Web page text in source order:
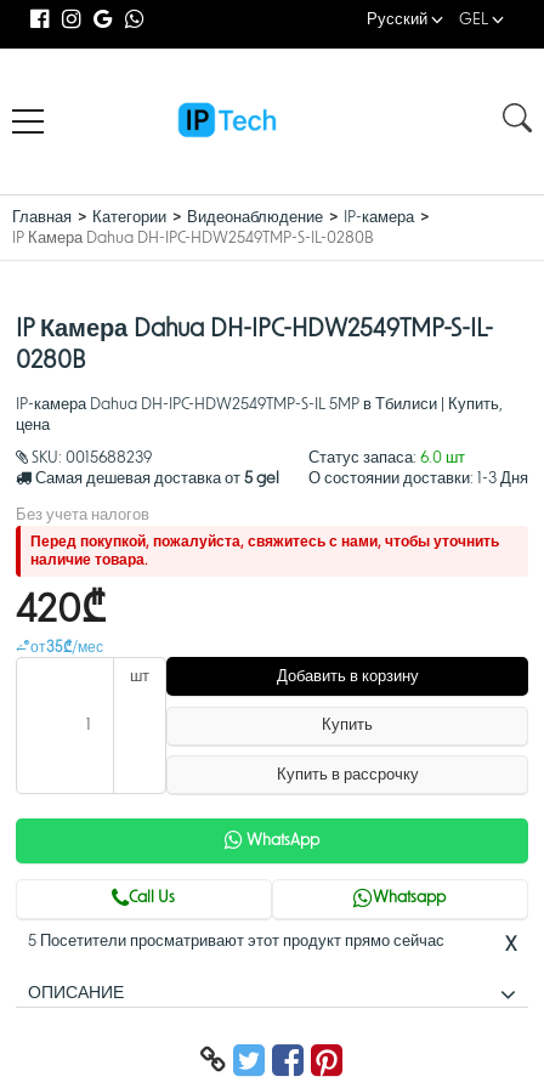
Русский GEL
Главная Категории Видеонаблюдение
IP-камера
IP Камера Dahua DH-IPC-HDW2549TMP-S-IL-0280B
IP Камера Dahua DH-IPC-HDW2549TMP-S-IL-
0280B
IP-камера Dahua DH-IPC-HDW2549TMP-S-IL 5MP в Тбилиси | Купить,
цена
SKU: 0015688239
Самая дешевая доставка от 5 gel
Статус запаса: 6.0 шт
О состоянии доставки:
1-3 Дня
Без учета налогов
Перед покупкой, пожалуйста, свяжитесь с нами, чтобы уточнить
наличие товара.
420₾
от35₾/мес
шт Добавить в корзину
Купить
Купить в рассрочку
WhatsApp
Call Us Whatsapp
X
5 Посетители просматривают этот продукт прямо сейчас
ОПИСАНИЕ
5-мегапиксельная интеллектуальная
сетевая камера Eyeball WizSense с